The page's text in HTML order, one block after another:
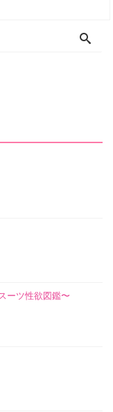
ーツ性欲図鑑〜